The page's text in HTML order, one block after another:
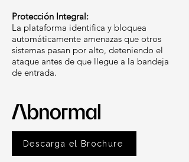
Protección Integral:
La plataforma identifica y bloquea
automáticamente amenazas que otros
sistemas pasan por alto, deteniendo el
ataque antes de que llegue a la bandeja
de entrada.
Descarga el Brochure